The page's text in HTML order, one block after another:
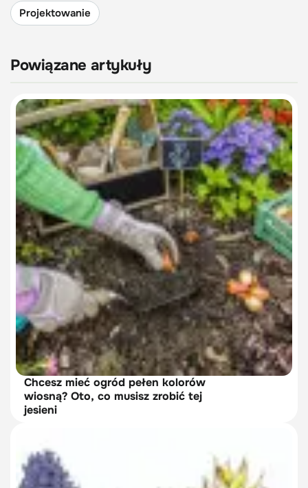
Projektowanie
Powiązane artykuły
Chcesz mieć ogród pełen kolorów
wiosną? Oto, co musisz zrobić tej
jesieni